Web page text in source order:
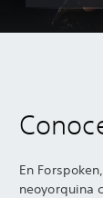
En
neoyorquina